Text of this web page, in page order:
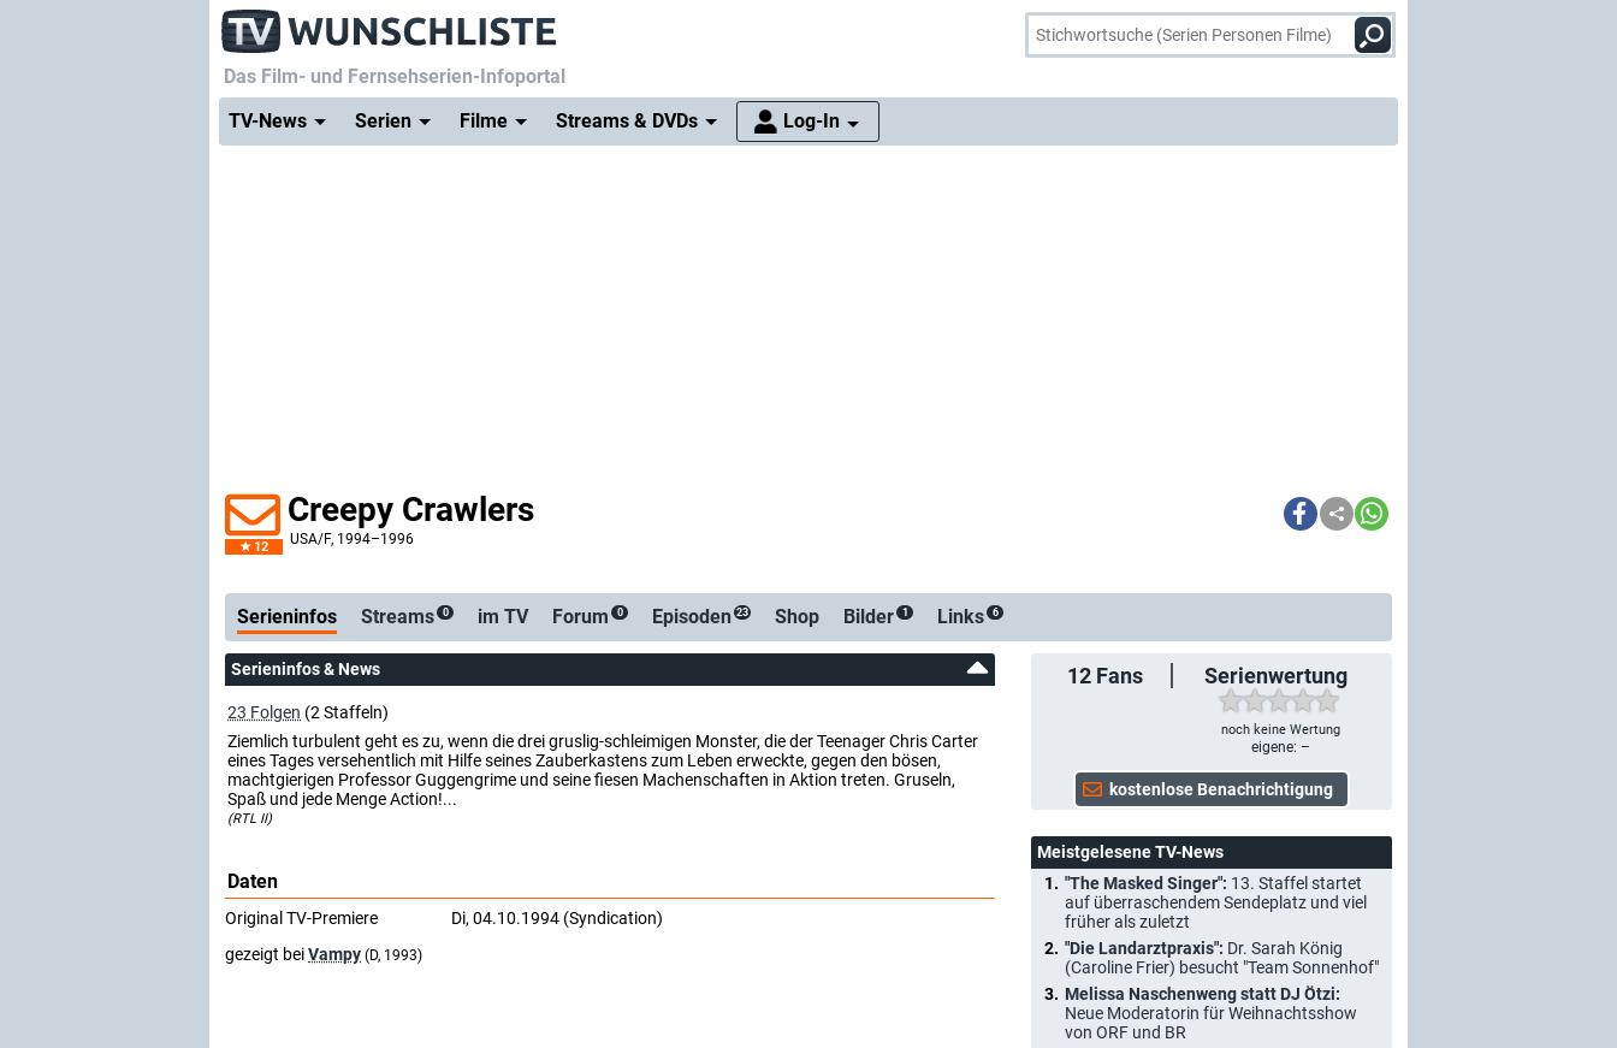
Das Film- und Fernsehserien-Infoportal
TV-News
Serien Filme Streams & DVDs Log-In
12
Creepy Crawlers
USA/F, 1994–1996
Serienticker
Serieninfos Streams 0 im TV Forum 0 Episoden 23 Shop Bilder 1 Links 6
12 Fans Serienwertung
noch keine Wertung
eigene: –
Serieninfos & News
23 Folgen (2 Staffeln)
Ziemlich turbulent geht es zu, wenn die drei gruslig-schleimigen Monster, die der Teenager Chris Carter
eines Tages versehentlich mit Hilfe seines Zauberkastens zum Leben erweckte, gegen den bösen,
machtgierigen Professor Guggengrime und seine fiesen Machenschaften in Aktion treten. Gruseln,
Spaß und jede Menge Action!...
(RTL II)
Daten
Original TV-Premiere
Di, 04.10.1994 (Syndication)
gezeigt beiVampy (D, 1993)
Meistgelesene TV-News
"The Masked Singer": 13. Staffel startet
auf überraschendem Sendeplatz und viel
früher als zuletzt
"Die Landarztpraxis": Dr. Sarah König
(Caroline Frier) besucht "Team Sonnenhof"
Melissa Naschenweng statt DJ Ötzi:
Neue Moderatorin für Weihnachtsshow
von ORF und BR